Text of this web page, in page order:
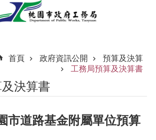
首頁
政府資訊公開
預算及決算
工務局預算及決算書
決算書
市道路基金附屬單位預算